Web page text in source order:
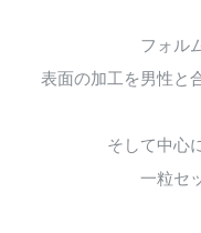
フォル
表面の加工を男性と
そして中心
一粒セ